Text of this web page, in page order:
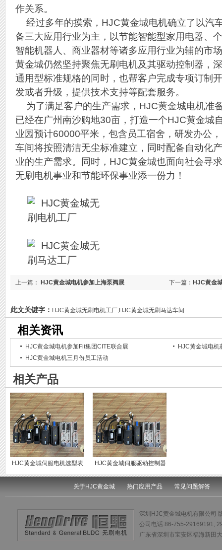
作关系。
经过多年的摸索，HJC黄金城电机确立了以汽
备三大应用行业为主，以节能智能型家用电器、
智能机器人、商业器材等诸多应用行业为辅的市
黄金城仍然坚持聚焦无刷电机及其驱动控制器，
通用型标准规格的同时，也帮客户完成专项订制
发或者升级，提供技术支持等配套服务。
为了满足客户的生产需求，HJC黄金城电机准
已经在广州南沙购地30亩，打造一个HJC黄金城
业园预计60000平米，包含员工宿舍，研发办公
车间将按照清洁无尘标准建立，同时配备自动化
业的生产需求。同时，HJC黄金城也面向社会寻
无刷电机事业和节能环保事业添一份力！
下一篇： HJC黄金
上一篇： HJC黄金城电机参加上海泵阀展
此文关键字： HJC黄金城无刷电机工厂,HJC黄金城无刷马达车间
相关资讯
HJC黄金城电机参加Fii集团CITE联合展
HJC黄金城电机
HJC黄金城电机三月份员工活动
相关产品
HJC黄金城伺服电机选型表
HJC黄金城伺服驱动控制器
关于HJC黄金城 热门应用产品 常见问题解答
深圳HJC黄金城电机有限公司
公司电话:86-755-29169191,
广东省深圳市宝安区福海新田